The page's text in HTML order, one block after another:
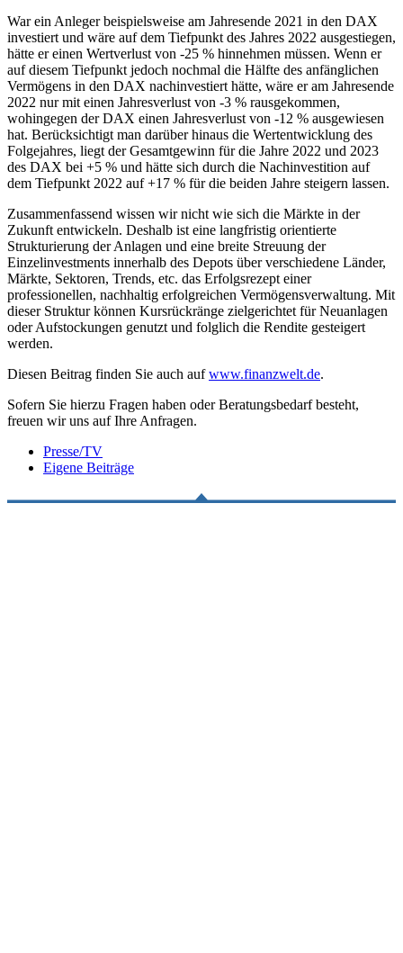
War ein Anleger beispielsweise am Jahresende 2021 in den DAX
investiert und wäre auf dem Tiefpunkt des Jahres 2022 ausgestiegen,
hätte er einen Wertverlust von -25 % hinnehmen müssen. Wenn er
auf diesem Tiefpunkt jedoch nochmal die Hälfte des anfänglichen
Vermögens in den DAX nachinvestiert hätte, wäre er am Jahresende
2022 nur mit einen Jahresverlust von -3 % rausgekommen,
wohingegen der DAX einen Jahresverlust von -12 % ausgewiesen
hat. Berücksichtigt man darüber hinaus die Wertentwicklung des
Folgejahres, liegt der Gesamtgewinn für die Jahre 2022 und 2023
des DAX bei +5 % und hätte sich durch die Nachinvestition auf
dem Tiefpunkt 2022 auf +17 % für die beiden Jahre steigern lassen.
Zusammenfassend wissen wir nicht wie sich die Märkte in der
Zukunft entwickeln. Deshalb ist eine langfristig orientierte
Strukturierung der Anlagen und eine breite Streuung der
Einzelinvestments innerhalb des Depots über verschiedene Länder,
Märkte, Sektoren, Trends, etc. das Erfolgsrezept einer
professionellen, nachhaltig erfolgreichen Vermögensverwaltung. Mit
dieser Struktur können Kursrückränge zielgerichtet für Neuanlagen
oder Aufstockungen genutzt und folglich die Rendite gesteigert
werden.
Diesen Beitrag finden Sie auch aufwww.finanzwelt.de.
Sofern Sie hierzu Fragen haben oder Beratungsbedarf besteht,
freuen wir uns auf Ihre Anfragen.
Presse/TV
Eigene Beiträge